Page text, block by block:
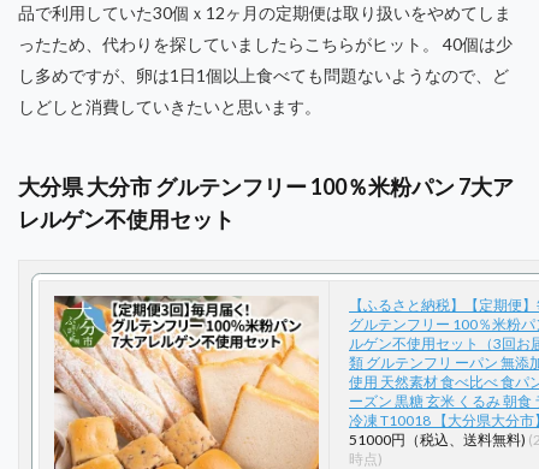
品で利用していた30個ｘ12ヶ月の定期便は取り扱いをやめてしま
ったため、代わりを探していましたらこちらがヒット。 40個は少
し多めですが、卵は1日1個以上食べても問題ないようなので、ど
しどしと消費していきたいと思います。
大分県 大分市 グルテンフリー 100％米粉パン 7大ア
レルゲン不使用セット
【ふるさと納税】【定期便
グルテンフリー 100％米粉
ルゲン不使用セット（3回お
類 グルテンフリ ーパン 無添
使用 天然素材 食べ比べ 食パ
ーズン 黒糖 玄米 くるみ 朝食
冷凍 T10018 【大分県大分市
51000円（税込、送料無料)
時点)